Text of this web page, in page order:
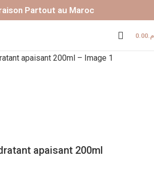
Partout au Maroc
0.00
apaisant 200ml